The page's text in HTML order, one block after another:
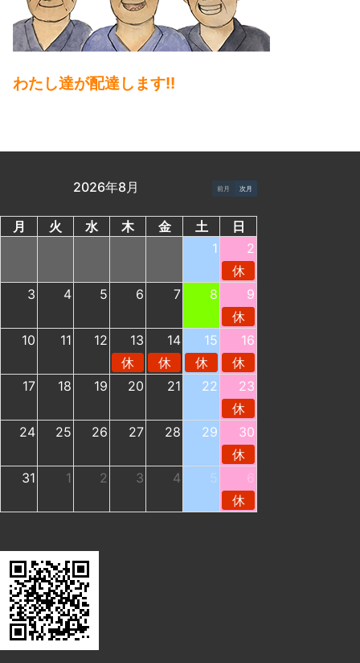
わたし達が配達します!!
2026年8月 前月 次月
月 火 水 木 金 土
日
1
2
休
3
4 5 6 7 8
9
休
10
11 12 13 14 15
16
休
休 休
休
17
18 19 20 21 22
23
休
24
25 26 27 28 29
30
休
31
1 2 3 4 5
6
休